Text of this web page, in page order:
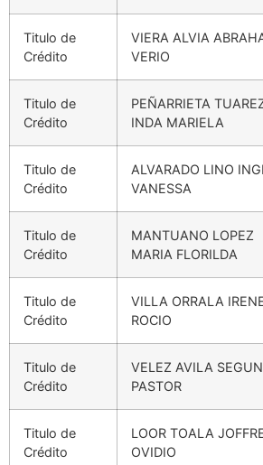
Titulo de
Crédito
VIERA ALVIA
VERIO
Titulo de
Crédito
PEÑARRIETA
INDA MARIELA
Titulo de
Crédito
ALVARADO LINO
VANESSA
Titulo de
Crédito
MANTUANO LOPEZ
MARIA FLORILDA
Titulo de
Crédito
VILLA ORRALA
ROCIO
Titulo de
Crédito
VELEZ AVILA
PASTOR
Titulo de
Crédito
LOOR TOALA
OVIDIO